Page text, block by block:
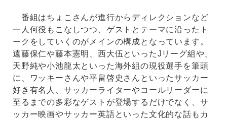
番組はちょこさんが進行からディレクションなど
一人何役もこなしつつ、ゲストとテーマに沿ったト
ークをしていくのがメインの構成となっています。
遠藤保仁や藤本憲明、西大伍といったJリーグ組や、
天野純や小池龍太といった海外組の現役選手を筆頭
に、ワッキーさんや平畠啓史さんといったサッカー
好き有名人、サッカーライターやコールリーダーに
至るまでの多彩なゲストが登場するだけでなく、サ
ッカー映画やサッカー英語といった文化的な話もカ